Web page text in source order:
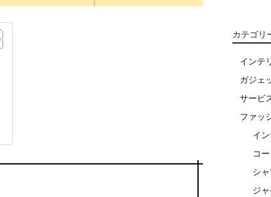
カテゴリ
インテ
ガジェ
サービ
ファッ
イン
コー
シ
ジ